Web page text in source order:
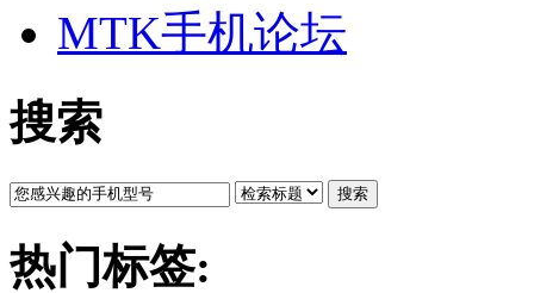
MTK手机论坛
搜索
搜索
热门标签: